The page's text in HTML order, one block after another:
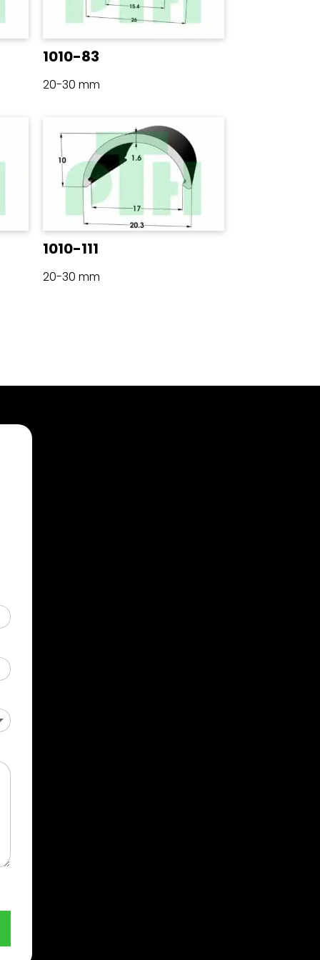
1010-83
20-30 mm
1010-111
20-30 mm